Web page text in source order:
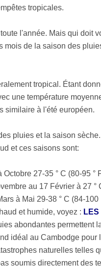
tropicales.
l'année. Mais qui doit
mois de la saison des
tropical. Étant
une température
similaire à l'été européen.
pluies et la saison
et ces saisons sont:
27-35 ° C (80-95 °
au 17 Février à 27 °
à Mai 29-38 ° C (84-100
et humide, voyez :
abondantes permettent
idéal au Cambodge
naturelles telles
soumis directement des